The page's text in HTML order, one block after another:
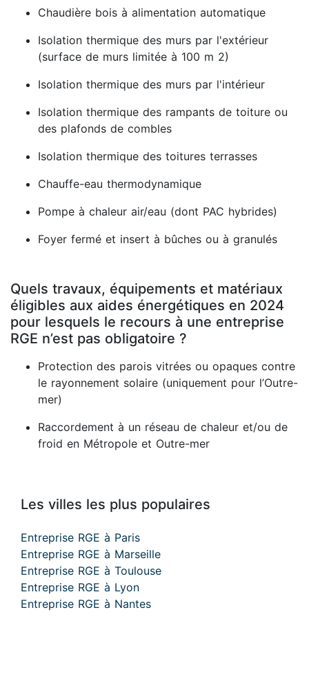
Chaudière bois à alimentation automatique
Isolation thermique des murs par l'extérieur
(surface de murs limitée à 100 m 2)
Isolation thermique des murs par l'intérieur
Isolation thermique des rampants de toiture ou
des plafonds de combles
Isolation thermique des toitures terrasses
Chauffe-eau thermodynamique
Pompe à chaleur air/eau (dont PAC hybrides)
Foyer fermé et insert à bûches ou à granulés
Quels travaux, équipements et matériaux
éligibles aux aides énergétiques en 2024
pour lesquels le recours à une entreprise
RGE n’est pas obligatoire ?
Protection des parois vitrées ou opaques contre
le rayonnement solaire (uniquement pour l’Outre-
mer)
Raccordement à un réseau de chaleur et/ou de
froid en Métropole et Outre-mer
Les villes les plus populaires
Entreprise RGE à Paris
Entreprise RGE à Marseille
Entreprise RGE à Toulouse
Entreprise RGE à Lyon
Entreprise RGE à Nantes